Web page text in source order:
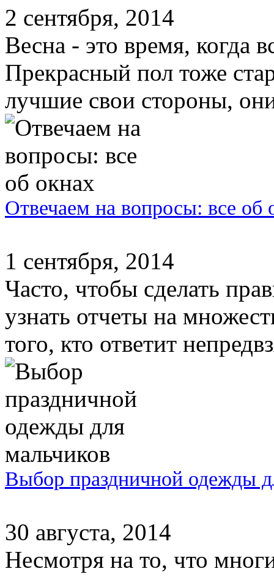
2 сентября, 2014
Весна - это время, когда
Прекрасный пол тоже
лучшие свои стороны,
Отвечаем на вопросы: все об
1 сентября, 2014
Часто, чтобы сделать
узнать отчеты на
того, кто ответит
Выбор праздничной одежды
30 августа, 2014
Несмотря на то, что